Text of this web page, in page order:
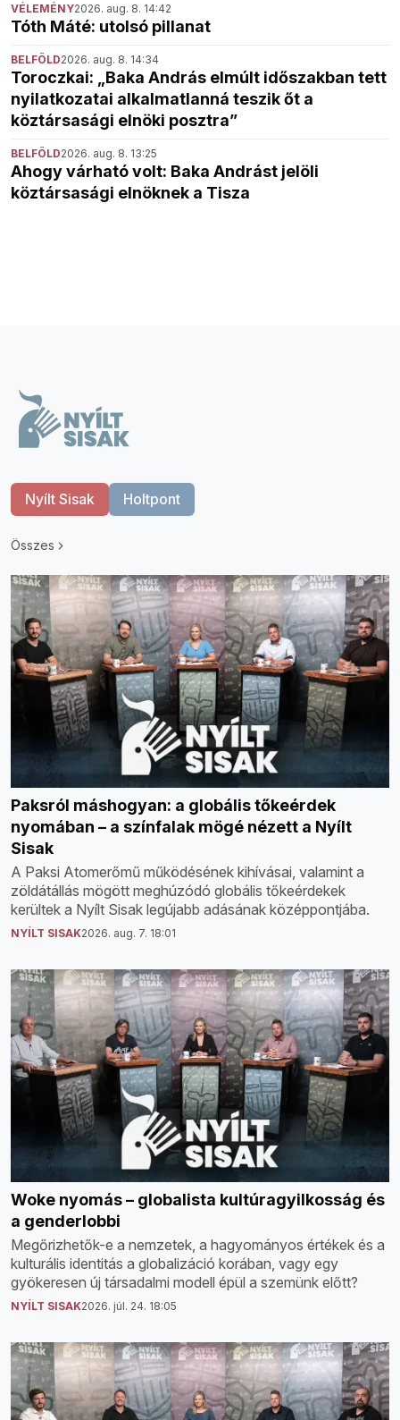
VÉLEMÉNY2026. aug. 8. 14:42
Tóth Máté: utolsó pillanat
BELFÖLD2026. aug. 8. 14:34
Toroczkai: „Baka András elmúlt időszakban tett
nyilatkozatai alkalmatlanná teszik őt a
köztársasági elnöki posztra”
BELFÖLD2026. aug. 8. 13:25
Ahogy várható volt: Baka Andrást jelöli
köztársasági elnöknek a Tisza
Nyílt Sisak Holtpont
Összes
Paksról máshogyan: a globális tőkeérdek
nyomában – a színfalak mögé nézett a Nyílt
Sisak
A Paksi Atomerőmű működésének kihívásai, valamint a
zöldátállás mögött meghúzódó globális tőkeérdekek
kerültek a Nyílt Sisak legújabb adásának középpontjába.
NYÍLT SISAK2026. aug. 7. 18:01
Woke nyomás – globalista kultúragyilkosság és
a genderlobbi
Megőrizhetők-e a nemzetek, a hagyományos értékek és a
kulturális identitás a globalizáció korában, vagy egy
gyökeresen új társadalmi modell épül a szemünk előtt?
NYÍLT SISAK2026. júl. 24. 18:05